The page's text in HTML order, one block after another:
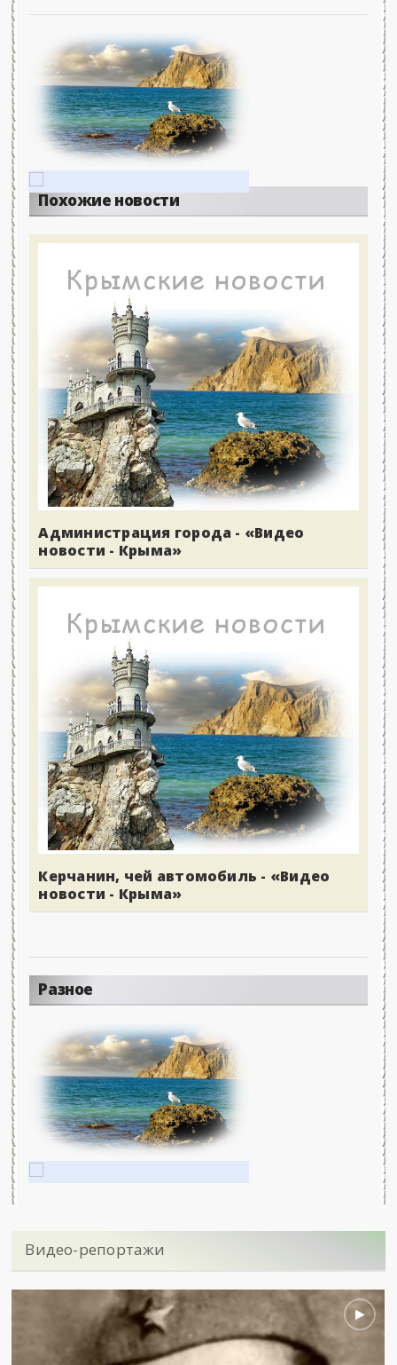
Похожие новости
Администрация города - «Видео
новости - Крыма»
Керчанин, чей автомобиль - «Видео
новости - Крыма»
Разное
Видео-репортажи